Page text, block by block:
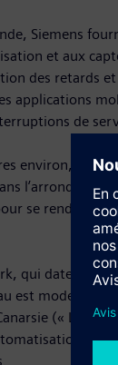
Siemens
et aux
des retards
applications
de
environ, la
se rendre à
qui date de
est modernisé
(« L »)
la